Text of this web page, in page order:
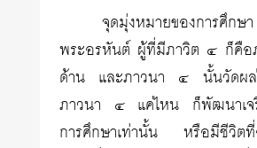
จุดมุ่งหมายของการศึก
พระอรหันต์ ผู้ที่มีภาวิต ๔ ก็คือ
ด้าน และภาวนา ๔ นั้นวัดผล
ภาวนา ๔ แค่ไหน ก็พัฒนาเจ
การศึกษาเท่านั้น หรือมีชีวิตที่